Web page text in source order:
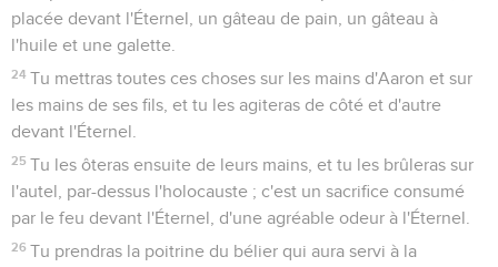
placée devant l'Éternel, un gâteau de pain, un gâteau à
l'huile et une galette.
24 Tu mettras toutes ces choses sur les mains d'Aaron et sur
les mains de ses fils, et tu les agiteras de côté et d'autre
devant l'Éternel.
25 Tu les ôteras ensuite de leurs mains, et tu les brûleras sur
l'autel, par-dessus l'holocauste ; c'est un sacrifice consumé
par le feu devant l'Éternel, d'une agréable odeur à l'Éternel.
26 Tu prendras la poitrine du bélier qui aura servi à la